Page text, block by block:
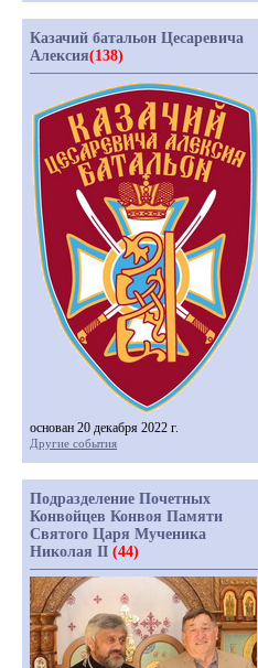
Казачий батальон Цесаревича
Алексия(138)
основан 20 декабря 2022 г.
Другие события
Подразделение Почетных
Конвойцев Конвоя Памяти
Святого Царя Мученика
Николая II (44)